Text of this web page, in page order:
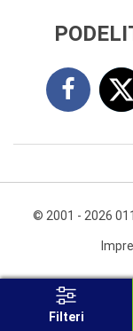
© 2001 - 2026
Filteri